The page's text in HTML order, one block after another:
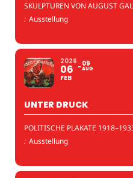
SKULPTUREN VON AUGUST
: Ausstellung
2026
06
FEB
09
AUG
UNTER DRUCK
POLITISCHE PLAKATE
: Ausstellung